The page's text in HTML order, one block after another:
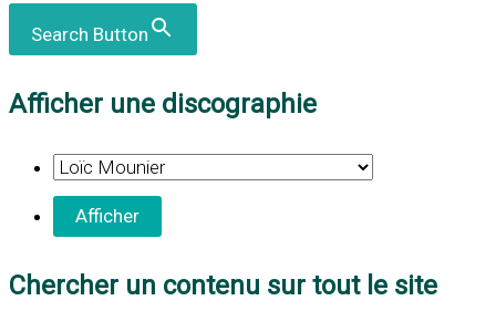
Search Button
Afficher une discographie
Chercher un contenu sur tout le site